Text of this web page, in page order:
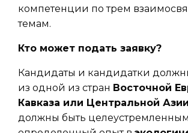
компетенции по трем
темам.
Кто может подать заявку?
Кандидаты и кандидатки
из одной из стран Восточной
Кавказа или Центральной Азии
должны быть